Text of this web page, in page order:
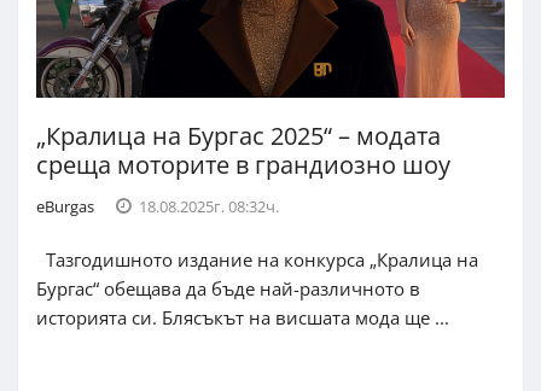
„Кралица на Бургас 2025“ – модата
среща моторите в грандиозно шоу
eBurgas 18.08.2025г. 08:32ч.
Тазгодишното издание на конкурса „Кралица на
Бургас“ обещава да бъде най-различното в
историята си. Блясъкът на висшата мода ще ...